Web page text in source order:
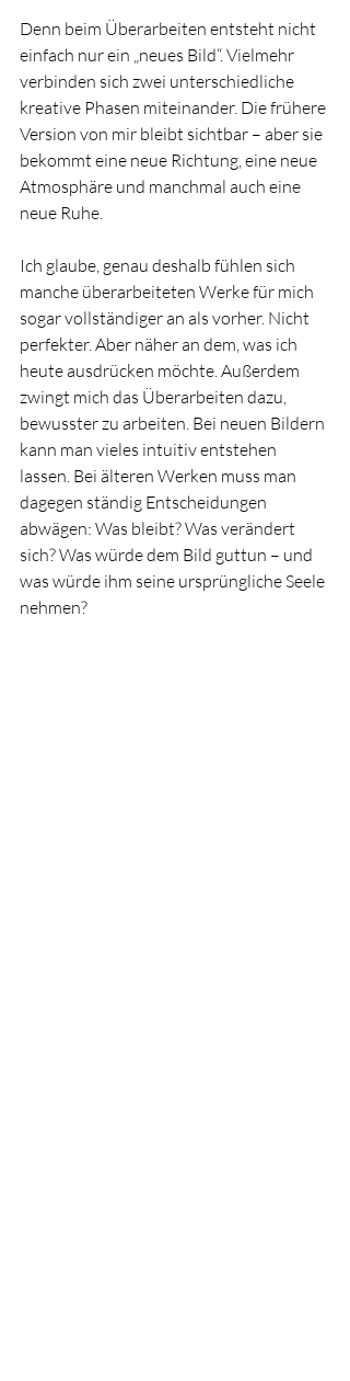
Denn beim Überarbeiten entsteht nicht
einfach nur ein „neues Bild“. Vielmehr
verbinden sich zwei unterschiedliche
kreative Phasen miteinander. Die frühere
Version von mir bleibt sichtbar – aber sie
bekommt eine neue Richtung, eine neue
Atmosphäre und manchmal auch eine
neue Ruhe.
Ich glaube, genau deshalb fühlen sich
manche überarbeiteten Werke für mich
sogar vollständiger an als vorher. Nicht
perfekter. Aber näher an dem, was ich
heute ausdrücken möchte. Außerdem
zwingt mich das Überarbeiten dazu,
bewusster zu arbeiten. Bei neuen Bildern
kann man vieles intuitiv entstehen
lassen. Bei älteren Werken muss man
dagegen ständig Entscheidungen
abwägen: Was bleibt? Was verändert
sich? Was würde dem Bild guttun – und
was würde ihm seine ursprüngliche Seele
nehmen?